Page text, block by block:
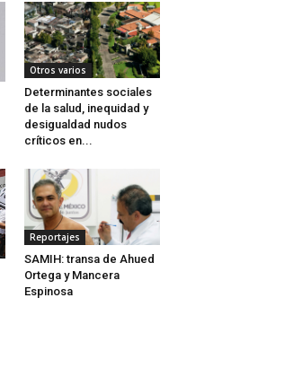
Otros varios
Determinantes sociales
de la salud, inequidad y
desigualdad nudos
críticos en...
Reportajes
SAMIH: transa de Ahued
Ortega y Mancera
Espinosa